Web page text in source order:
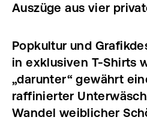
Auszüge aus vier
Popkultur und
in exklusiven T-Shirts
„darunter“ gewährt
raffinierter
Wandel weiblicher